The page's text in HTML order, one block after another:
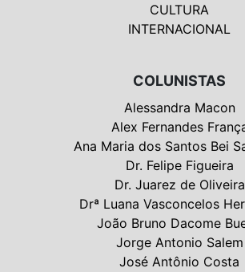
CULTURA
INTERNACIONAL
COLUNISTAS
Alessandra Macon
Alex Fernandes
Ana Maria dos Santos Bei
Dr. Felipe Figueira
Dr. Juarez de Oliveira
Drª Luana Vasconcelos
João Bruno Dacome
Jorge Antonio Salem
José Antônio Costa